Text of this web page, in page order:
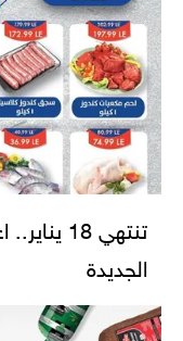
تنتهي
الجديدة